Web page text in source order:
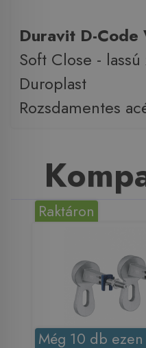
Duravit D-
Soft Close -
Duroplast
Rozsdamentes
Raktáron
Még 10 db